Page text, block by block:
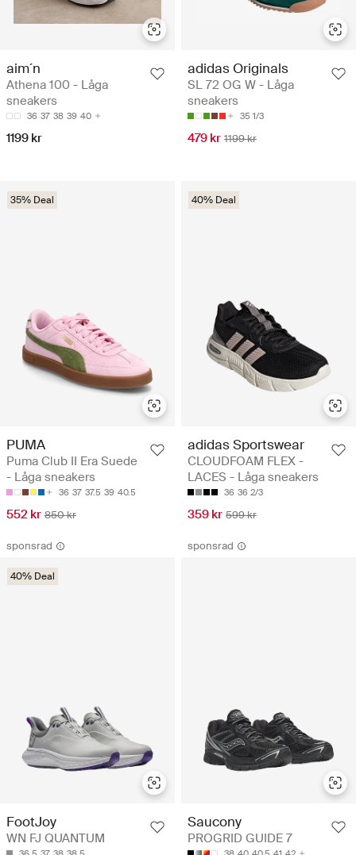
aim´n
Athena 100 - Låga
sneakers
36 37 38 39 40
1199 kr
adidas Originals
SL 72 OG W - Låga
sneakers
35 1/3
479 kr 1199 kr
35% Deal
PUMA
Puma Club II Era Suede
- Låga sneakers
36 37 37.5 39 40.5
552 kr 850 kr
40% Deal
adidas Sportswear
CLOUDFOAM FLEX -
LACES - Låga sneakers
36 36 2/3
359 kr 599 kr
sponsrad
40% Deal
FootJoy
WN FJ QUANTUM
sponsrad
Saucony
PROGRID GUIDE 7